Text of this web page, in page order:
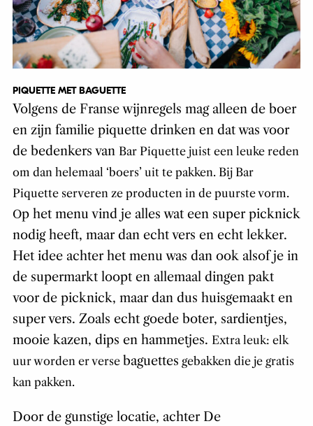
PIQUETTE MET BAGUETTE
Volgens de Franse wijnregels mag alleen de boer
en zijn familie piquette drinken en dat was voor
de bedenkers van Bar Piquette juist een leuke reden
om dan helemaal ‘boers’ uit te pakken. Bij Bar
Piquette serveren ze producten in de puurste vorm.
Op het menu vind je alles wat een super picknick
nodig heeft, maar dan echt vers en echt lekker.
Het idee achter het menu was dan ook alsof je in
de supermarkt loopt en allemaal dingen pakt
voor de picknick, maar dan dus huisgemaakt en
super vers. Zoals echt goede boter, sardientjes,
mooie kazen, dips en hammetjes. Extra leuk: elk
uur worden er verse baguettes gebakken die je gratis
kan pakken.
Door de gunstige locatie, achter De